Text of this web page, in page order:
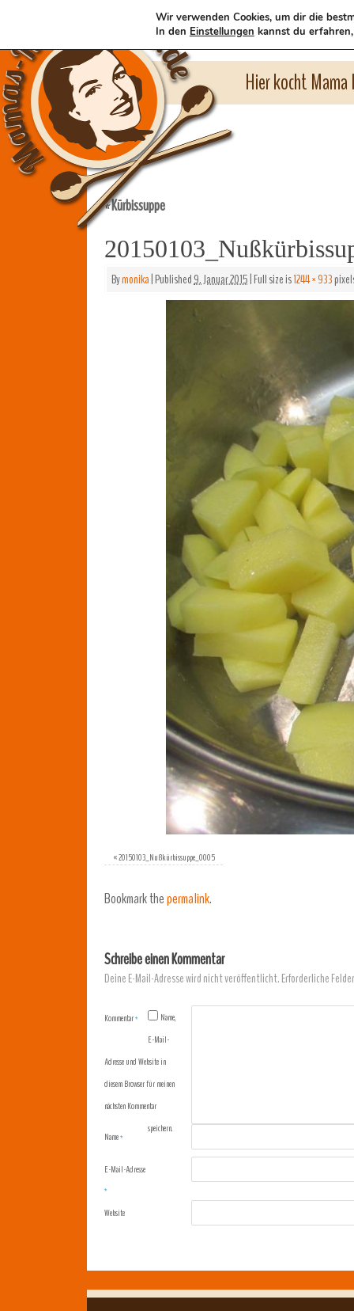
Hier kocht
«Kürbissuppe
Bymonika|Published9. Januar 2015|Full size is1244 × 933
«20150103_Nußkürbissuppe_0005
Bookmark thepermalink.
Schreibe einen Kommentar
Deine E-Mail-Adresse wird nicht veröffentlicht.Erforderliche
Kommentar*
Name*
E-Mail-Adresse
*
Website
Name,
E-Mail-
Adresse und Website in
diesem Browser für meinen
nächsten Kommentar
speichern.
Wir verwenden Cookies, um dir die
In den Einstellungen kannst du